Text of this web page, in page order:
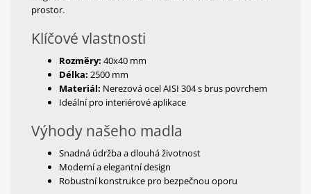
prostor.
Klíčové vlastnosti
Rozměry: 40x40 mm
Délka: 2500 mm
Materiál: Nerezová ocel AISI 304 s brus povrchem
Ideální pro interiérové aplikace
Výhody našeho madla
Snadná údržba a dlouhá životnost
Moderní a elegantní design
Robustní konstrukce pro bezpečnou oporu